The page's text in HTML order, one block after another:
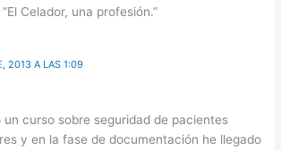
Celador, una profesión.”
2013 A LAS 1:09
un curso sobre seguridad de pacientes
y en la fase de documentación he llegado